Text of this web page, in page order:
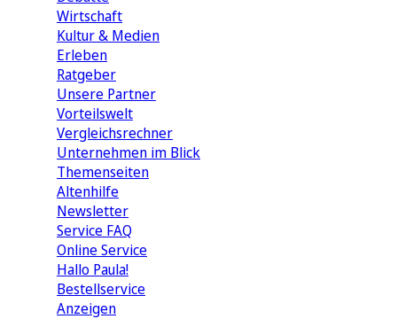
Wirtschaft
Kultur & Medien
Erleben
Ratgeber
Unsere Partner
Vorteilswelt
Vergleichsrechner
Unternehmen im Blick
Themenseiten
Altenhilfe
Newsletter
Service FAQ
Online Service
Hallo Paula!
Bestellservice
Anzeigen